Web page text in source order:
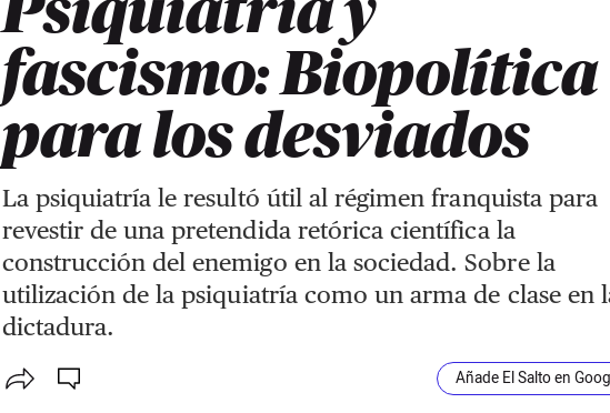
Psiquiatría y
fascismo: Biopolítica
para los desviados
La psiquiatría le resultó útil al régimen franquista para
revestir de una pretendida retórica científica la
construcción del enemigo en la sociedad. Sobre la
utilización de la psiquiatría como un arma de clase en
dictadura.
Añade El Salto en